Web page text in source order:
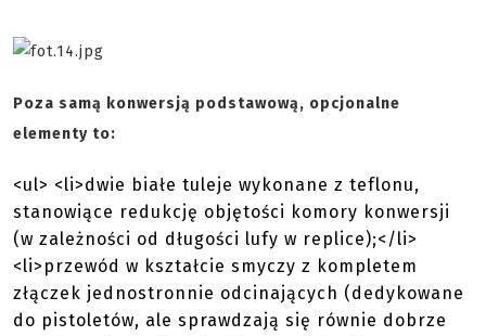
Poza samą konwersją podstawową, opcjonalne
elementy to:
<ul> <li>dwie białe tuleje wykonane z teflonu,
stanowiące redukcję objętości komory konwersji
(w zależności od długości lufy w replice);</li>
<li>przewód w kształcie smyczy z kompletem
złączek jednostronnie odcinających (dedykowane
do pistoletów, ale sprawdzają się równie dobrze